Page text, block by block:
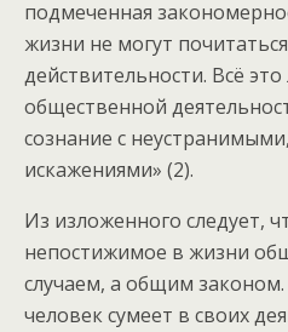
подмеченная
жизни не могут
действительности. Всё
общественной
сознание с
искажениями» (2).
Из изложенного следует,
непостижимое в жизни
случаем, а общим
человек сумеет в своих